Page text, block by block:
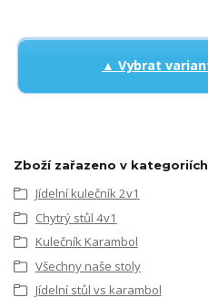
▲ Vybrat
Zboží zařazeno v kategoriích
Jídelní kulečník 2v1
Chytrý stůl 4v1
Kulečník Karambol
Všechny naše stoly
Jídelní stůl vs karambol